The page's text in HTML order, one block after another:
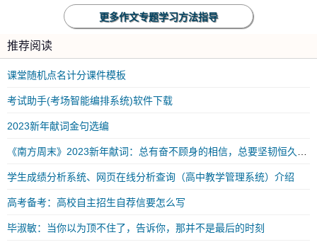
更多作文专题学习方法指导
推荐阅读
课堂随机点名计分课件模板
考试助手(考场智能编排系统)软件下载
2023新年献词金句选编
学生成绩分析系统、网页在线分析查询（高中教学管理系统）介绍
高考备考：高校自主招生自荐信要怎么写
毕淑敏：当你以为顶不住了，告诉你，那并不是最后的时刻